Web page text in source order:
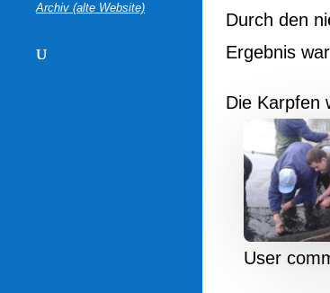
Archiv (alte Website)
Durch den
Ergebnis
Die Karpfen
User